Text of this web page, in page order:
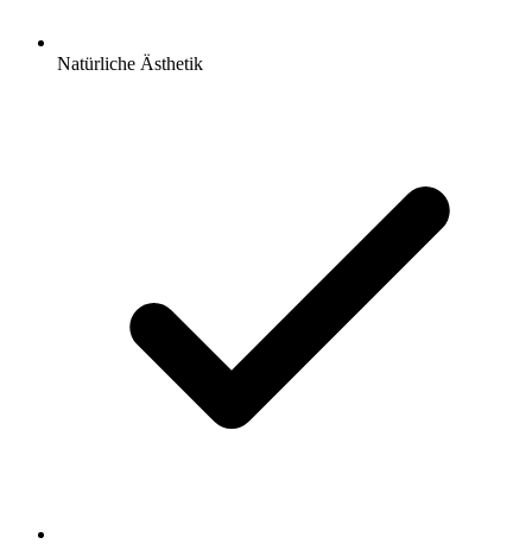
Natürliche Ästhetik